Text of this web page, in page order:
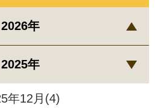
2026年
2025年
年12月(4)